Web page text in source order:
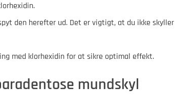
den herefter ud. Det er vigtigt, at du ikke skyller
med klorhexidin for at sikre optimal effekt.
mundskyl